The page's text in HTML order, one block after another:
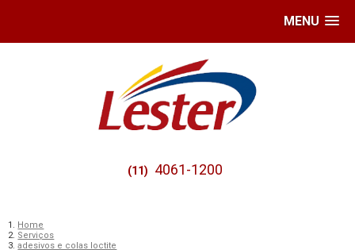
MENU
(11) 4061-1200
Home
Serviços
adesivos e colas loctite